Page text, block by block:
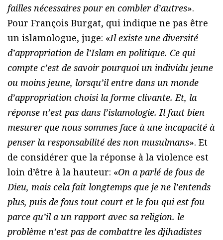
failles nécessaires pour en combler d’autres».
Pour François Burgat, qui indique ne pas être
un islamologue, juge: «Il existe une diversité
d’appropriation de l’Islam en politique. Ce qui
compte c’est de savoir pourquoi un individu jeune
ou moins jeune, lorsqu’il entre dans un monde
d’appropriation choisi la forme clivante. Et, la
réponse n’est pas dans l’islamologie. Il faut bien
mesurer que nous sommes face à une incapacité à
penser la responsabilité des non musulmans». Et
de considérer que la réponse à la violence est
loin d’être à la hauteur: «On a parlé de fous de
Dieu, mais cela fait longtemps que je ne l’entends
plus, puis de fous tout court et le fou qui est fou
parce qu’il a un rapport avec sa religion. le
problème n’est pas de combattre les djihadistes